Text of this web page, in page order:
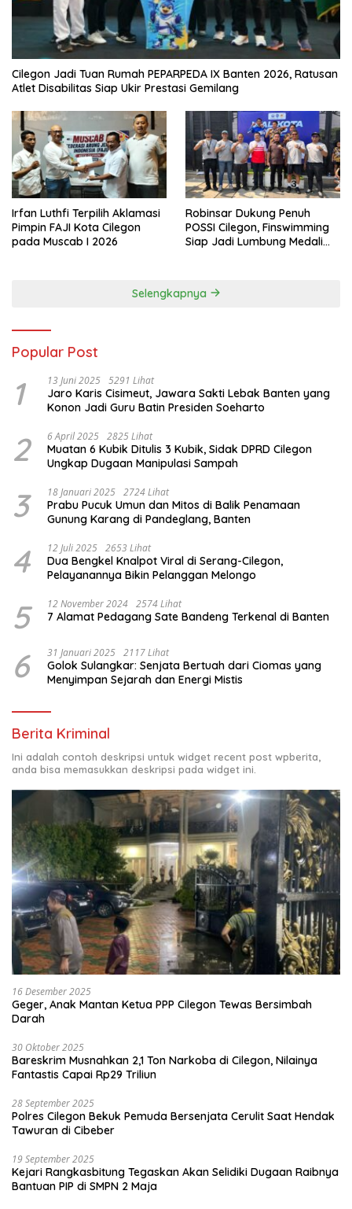
Cilegon Jadi Tuan Rumah PEPARPEDA IX Banten 2026, Ratusan
Atlet Disabilitas Siap Ukir Prestasi Gemilang
Irfan Luthfi Terpilih Aklamasi
Pimpin FAJI Kota Cilegon
pada Muscab I 2026
Robinsar Dukung Penuh
POSSI Cilegon, Finswimming
Siap Jadi Lumbung Medali
Selengkapnya
Popular Post
1 13 Juni 2025 5291 Lihat
Jaro Karis Cisimeut, Jawara Sakti Lebak Banten yang
Konon Jadi Guru Batin Presiden Soeharto
2 6 April 2025 2825 Lihat
Muatan 6 Kubik Ditulis 3 Kubik, Sidak DPRD Cilegon
Ungkap Dugaan Manipulasi Sampah
3 18 Januari 2025 2724 Lihat
Prabu Pucuk Umun dan Mitos di Balik Penamaan
Gunung Karang di Pandeglang, Banten
4 12 Juli 2025 2653 Lihat
Dua Bengkel Knalpot Viral di Serang-Cilegon,
Pelayanannya Bikin Pelanggan Melongo
5 12 November 2024 2574 Lihat
7 Alamat Pedagang Sate Bandeng Terkenal di Banten
6 31 Januari 2025 2117 Lihat
Golok Sulangkar: Senjata Bertuah dari Ciomas yang
Menyimpan Sejarah dan Energi Mistis
Berita Kriminal
Ini adalah contoh deskripsi untuk widget recent post wpberita,
anda bisa memasukkan deskripsi pada widget ini.
16 Desember 2025
Geger, Anak Mantan Ketua PPP Cilegon Tewas Bersimbah
Darah
30 Oktober 2025
Bareskrim Musnahkan 2,1 Ton Narkoba di Cilegon, Nilainya
Fantastis Capai Rp29 Triliun
28 September 2025
Polres Cilegon Bekuk Pemuda Bersenjata Cerulit Saat Hendak
Tawuran di Cibeber
19 September 2025
Kejari Rangkasbitung Tegaskan Akan Selidiki Dugaan Raibnya
Bantuan PIP di SMPN 2 Maja